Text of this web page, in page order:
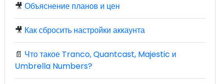
🎥 Объяснение планов и цен
🎥 Как сбросить настройки аккаунта
📄 Что такое Tranco, Quantcast, Majestic и
Umbrella Numbers?